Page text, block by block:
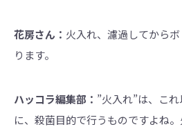
花房さん： 火入れ、濾過してから
ります。
ハッコラ編集部： ”火入れ”は、こ
に、殺菌目的で行うものですよね